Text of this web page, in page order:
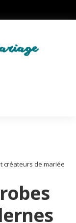
créateurs de mariée